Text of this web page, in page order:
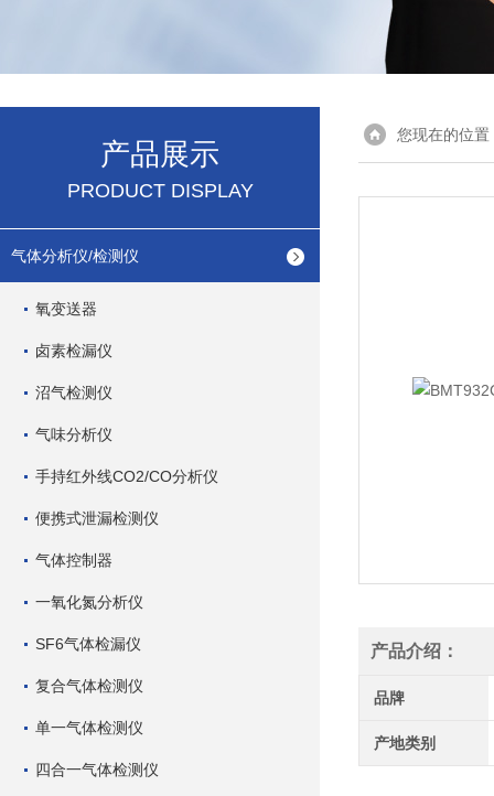
产品展示
PRODUCT DISPLAY
气体分析仪/检测仪
氧变送器
卤素检漏仪
沼气检测仪
气味分析仪
手持红外线CO2/CO分析仪
便携式泄漏检测仪
气体控制器
一氧化氮分析仪
SF6气体检漏仪
复合气体检测仪
单一气体检测仪
四合一气体检测仪
您现在的位置
产品介绍：
品牌
产地类别